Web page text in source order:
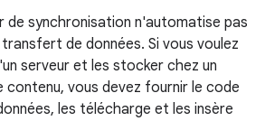
de synchronisation n'automatise pas
de données. Si vous voulez
serveur et les stocker chez un
contenu, vous devez fournir le code
les télécharge et les insère